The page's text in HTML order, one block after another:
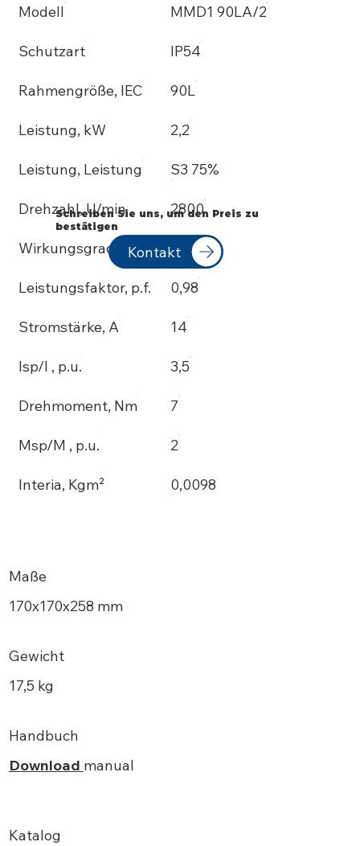
Modell MMD1 90LA/2
Schutzart IP54
Rahmengröße, IEC 90L
Leistung, kW 2,2
Leistung, Leistung S3 75%
Drehzahl, U/min 2800
Wirkungsgrad, % 72
Leistungsfaktor, p.f. 0,98
Stromstärke, A 14
Isp/I , p.u. 3,5
Drehmoment, Nm 7
Msp/M , p.u. 2
Interia, Kgm² 0,0098
Maße
170х170x258 mm
Gewicht
17,5 kg
Handbuch
Download manual
Katalog
Schreiben Sie uns, um den Preis zu
bestätigen
Kontakt